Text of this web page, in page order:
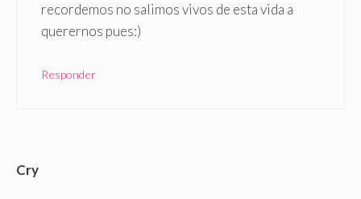
recordemos no salimos vivos de esta vida a
querernos pues:)
Responder
Cry